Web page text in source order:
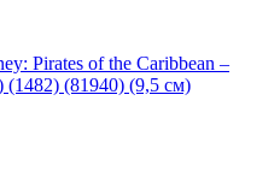
Pirates of the Caribbean –
(1482) (81940) (9,5 см)